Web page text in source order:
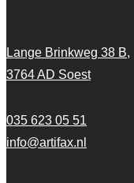
Lange Brinkweg 38 B,
3764 AD Soest
035 623 05 51
info@artifax.nl